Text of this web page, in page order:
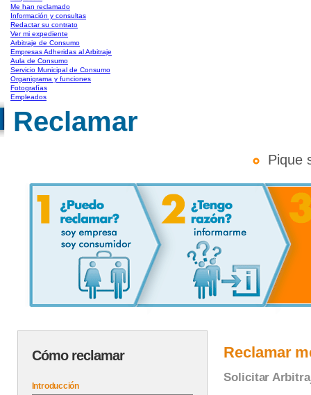
Me han reclamado
Información y consultas
Redactar su contrato
Ver mi expediente
Arbitraje de Consumo
Empresas Adheridas al Arbitraje
Aula de Consumo
Servicio Municipal de Consumo
Organigrama y funciones
Fotografías
Empleados
Reclamar
Pique
Cómo reclamar
Introducción
Reclamar
Solicitar